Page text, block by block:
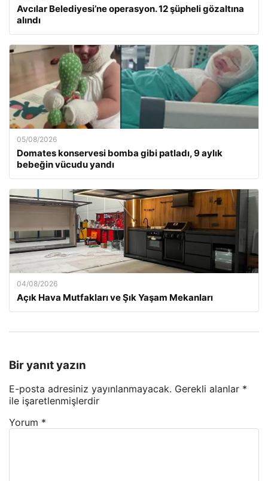
Avcılar Belediyesi’ne operasyon. 12 şüpheli gözaltına
alındı
05/08/2026
Domates konservesi bomba gibi patladı, 9 aylık
bebeğin vücudu yandı
04/08/2026
Açık Hava Mutfakları ve Şık Yaşam Mekanları
Bir yanıt yazın
E-posta adresiniz yayınlanmayacak. Gerekli alanlar *
ile işaretlenmişlerdir
Yorum *